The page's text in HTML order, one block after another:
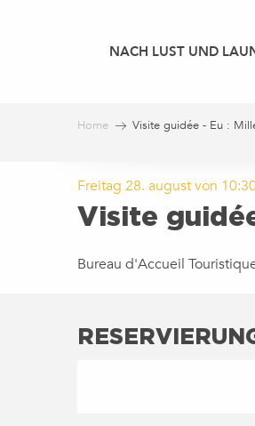
NACH LUST UND
Home Visite guidée - Eu :
Freitag 28. august von
Visite
Bureau d'Accueil